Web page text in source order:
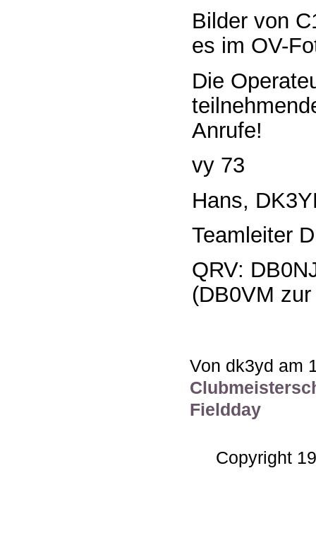
Bilder von
es im OV-
Die
Anrufe!
vy 73
Hans,
Teamleiter
QRV:
(DB0VM
Von dk3yd am
Fieldday
Copyright